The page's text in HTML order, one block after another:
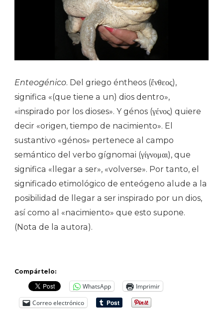
Enteogénico. Del griego éntheos (ἔνθεος),
significa «(que tiene a un) dios dentro»,
«inspirado por los dioses». Y génos (γένος) quiere
decir «origen, tiempo de nacimiento». El
sustantivo «génos» pertenece al campo
semántico del verbo gígnomai (γίγνομαι), que
significa «llegar a ser», «volverse». Por tanto, el
significado etimológico de enteógeno alude a la
posibilidad de llegar a ser inspirado por un dios,
así como al «nacimiento» que esto supone.
(Nota de la autora).
Compártelo:
WhatsApp
Imprimir
Correo electrónico